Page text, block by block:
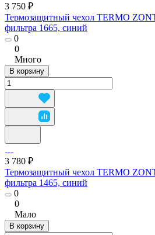
3 750 ₽
Термозащитный чехол TERMO
фильтра 1665, синий
0
0
Много
В корзину
3 780 ₽
Термозащитный чехол TERMO
фильтра 1465, синий
0
0
Мало
В корзину